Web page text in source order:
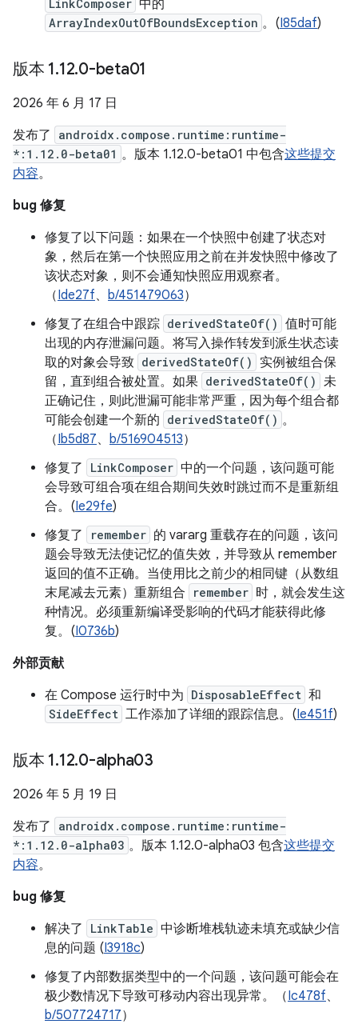
LinkComposer 中的
ArrayIndexOutOfBoundsException 。(I85daf)
版本 1.12.0-beta01
2026 年 6 月 17 日
发布了
androidx.compose.runtime:runtime-
*:1.12.0-beta01 。版本 1.12.0-beta01 中包含这些提交
内容。
bug 修复
修复了以下问题：如果在一个快照中创建了状态对
象，然后在第一个快照应用之前在并发快照中修改了
该状态对象，则不会通知快照应用观察者。
（Ide27f、 b/451479063）
修复了在组合中跟踪 derivedStateOf() 值时可能
出现的内存泄漏问题。将写入操作转发到派生状态读
取的对象会导致 derivedStateOf()
实例被组合保
留，直到组合被处置。如果 derivedStateOf() 未
正确记住，则此泄漏可能非常严重，因为每个组合都
可能会创建一个新的 derivedStateOf() 。
（Ib5d87、 b/516904513）
修复了
LinkComposer 中的一个问题，该问题可能
会导致可组合项在组合期间失效时跳过而不是重新组
合。(Ie29fe)
修复了
remember 的 vararg 重载存在的问题，该问
题会导致无法使记忆的值失效，并导致从 remember
返回的值不正确。当使用比之前少的相同键（从数组
末尾减去元素）重新组合
remember 时，就会发生这
种情况。必须重新编译受影响的代码才能获得此修
复。(I0736b)
外部贡献
在 Compose 运行时中为 DisposableEffect 和
SideEffect 工作添加了详细的跟踪信息。(Ie451f)
版本 1.12.0-alpha03
2026 年 5 月 19 日
发布了
androidx.compose.runtime:runtime-
*:1.12.0-alpha03 。版本 1.12.0-alpha03 包含这些提交
内容。
bug 修复
解决了
LinkTable 中诊断堆栈轨迹未填充或缺少信
息的问题 (I3918c)
修复了内部数据类型中的一个问题，该问题可能会在
极少数情况下导致可移动内容出现异常。（Ic478f、
b/507724717）